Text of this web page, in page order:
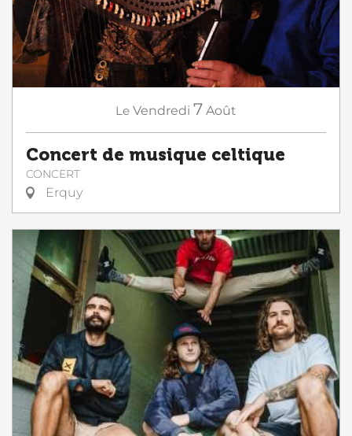
Le Vendredi 7 Août
Concert de musique celtique
CONCERT
Erquy